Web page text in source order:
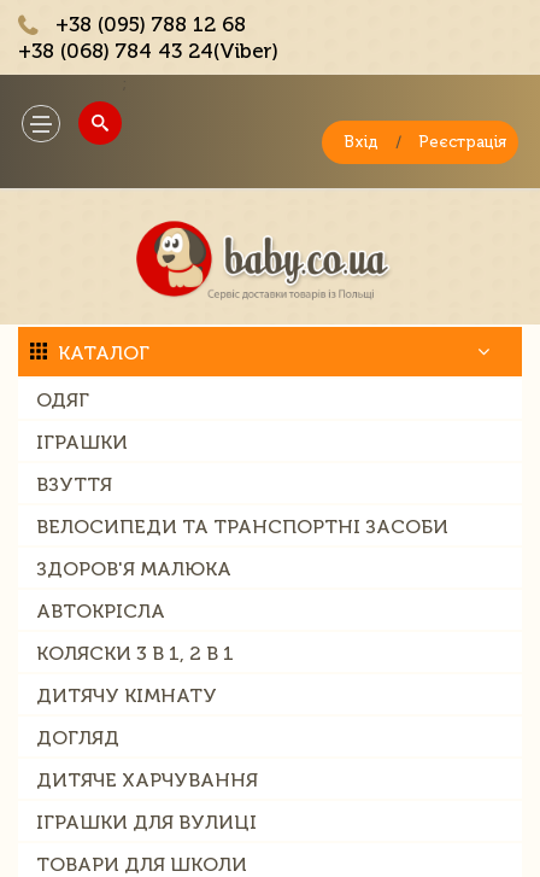
+38 (095) 788 12 68
+38 (068) 784 43 24(Viber)
Toggle
navigation
Вхід / Реєстрація
КАТАЛОГ
ОДЯГ
ІГРАШКИ
ВЗУТТЯ
ВЕЛОСИПЕДИ ТА ТРАНСПОРТНІ ЗАСОБИ
ЗДОРОВ'Я МАЛЮКА
АВТОКРІСЛА
КОЛЯСКИ 3 В 1, 2 В 1
ДИТЯЧУ КІМНАТУ
ДОГЛЯД
ДИТЯЧЕ ХАРЧУВАННЯ
ІГРАШКИ ДЛЯ ВУЛИЦІ
ТОВАРИ ДЛЯ ШКОЛИ